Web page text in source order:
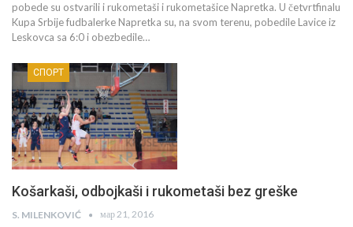
pobede su ostvarili i rukometaši i rukometašice Napretka. U četvrtfinalu
Kupa Srbije fudbalerke Napretka su, na svom terenu, pobedile Lavice iz
Leskovca sa 6:0 i obezbedile…
СПОРТ
Košarkaši, odbojkaši i rukometaši bez greške
S. MILENKOVIĆ мар 21, 2016